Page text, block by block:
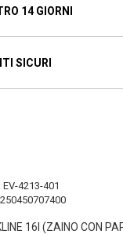
14 GIORNI
SICURI
: EV-4213-401
16l (ZAINO CON